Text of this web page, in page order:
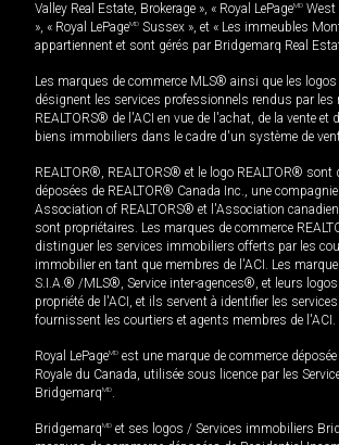
Valley Real Estate, Brokerage », « Royal LePageMD West
», « Royal LePageMD Sussex », et « Les immeubles
appartiennent et sont gérés par Bridgemarq Real
Les marques de commerce MLS® ainsi que les
désignent les services professionnels rendus par les
REALTORS® de l'ACI en vue de l'achat, de la vente et
biens immobiliers dans le cadre d'un système de
REALTOR®, REALTORS® et le logo REALTOR® sont
déposées de REALTOR® Canada Inc., une
Association of REALTORS® et l'Association
sont propriétaires. Les marques de commerce
distinguer les services immobiliers offerts par les
immobilier en tant que membres de l'ACI. Les
S.I.A.® /MLS®, Service inter-agences®, et leurs
propriété de l'ACI, et ils servent à identifier les
fournissent les courtiers et agents membres de l'ACI.
Royal LePageMD est une marque de commerce
Royale du Canada, utilisée sous licence par les
BridgemarqMD.
BridgemarqMD et ses logos / Services immobiliers